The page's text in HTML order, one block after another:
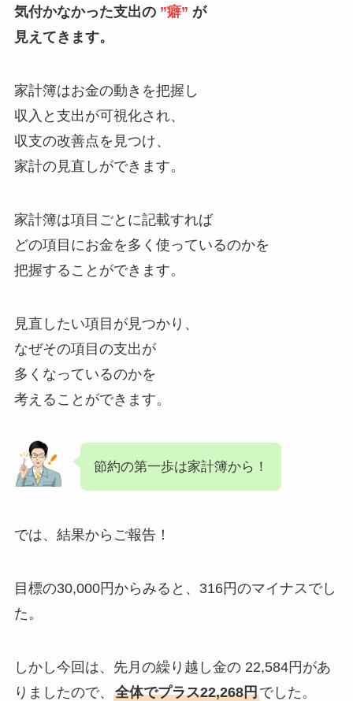
気付かなかった支出の”癖” が
見えてきます。
家計簿はお金の動きを把握し
収入と支出が可視化され、
収支の改善点を見つけ、
家計の見直しができます。
家計簿は項目ごとに記載すれば
どの項目にお金を多く使っているのかを
把握することができます。
見直したい項目が見つかり、
なぜその項目の支出が
多くなっているのかを
考えることができます。
節約の第一歩は家計簿から！
では、結果からご報告！
目標の30,000円からみると、316円のマイナスでし
た。
しかし今回は、先月の繰り越し金の 22,584円があ
りましたので、 全体でプラス22,268円でした。